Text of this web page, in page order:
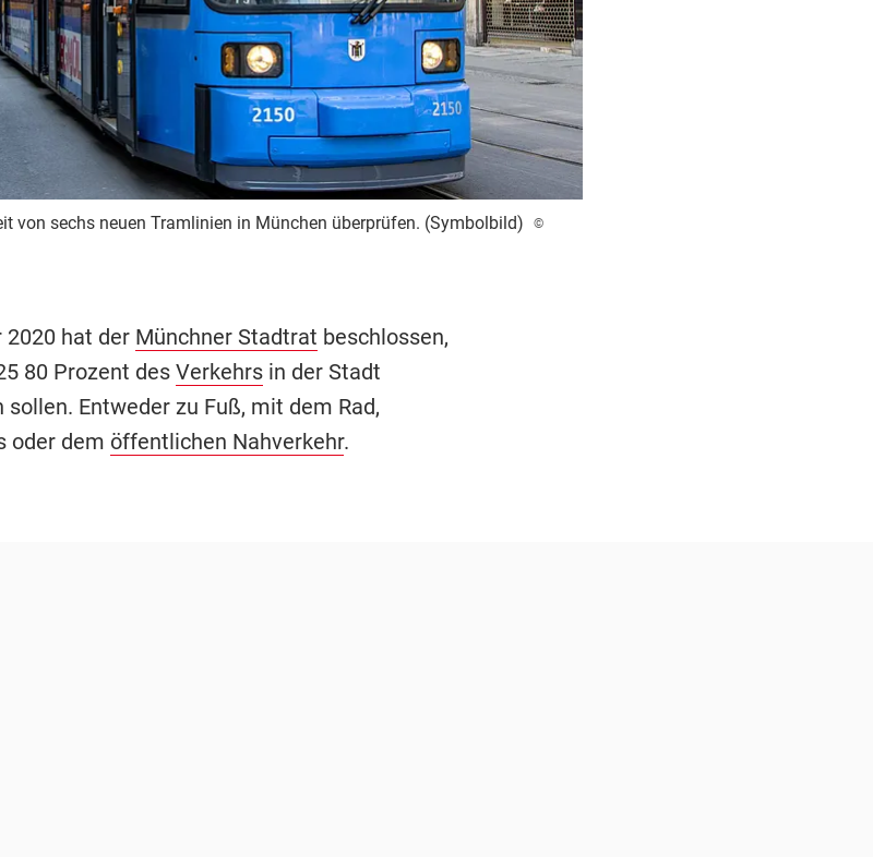
von sechs neuen Tramlinien in München überprüfen. (Symbolbild)
©
hat der Münchner Stadtrat beschlossen,
80 Prozent des Verkehrsin der Stadt
Entweder zu Fuß, mit dem Rad,
oder dem öffentlichen Nahverkehr.